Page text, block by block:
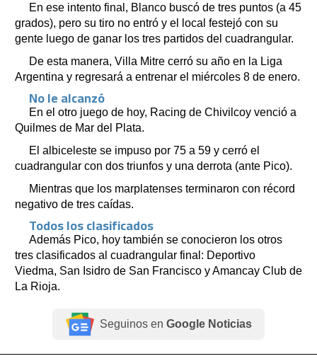
En ese intento final, Blanco buscó de tres puntos (a 45
grados), pero su tiro no entró y el local festejó con su
gente luego de ganar los tres partidos del cuadrangular.
De esta manera, Villa Mitre cerró su año en la Liga
Argentina y regresará a entrenar el miércoles 8 de enero.
No le alcanzó
En el otro juego de hoy, Racing de Chivilcoy venció a
Quilmes de Mar del Plata.
El albiceleste se impuso por 75 a 59 y cerró el
cuadrangular con dos triunfos y una derrota (ante Pico).
Mientras que los marplatenses terminaron con récord
negativo de tres caídas.
Todos los clasificados
Además Pico, hoy también se conocieron los otros
tres clasificados al cuadrangular final: Deportivo
Viedma, San Isidro de San Francisco y Amancay Club de
La Rioja.
Seguinos en Google Noticias